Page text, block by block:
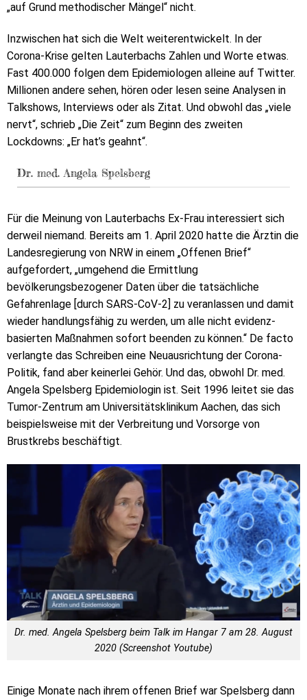
„auf Grund methodischer Mängel“ nicht.
Inzwischen hat sich die Welt weiterentwickelt. In der
Corona-Krise gelten Lauterbachs Zahlen und Worte etwas.
Fast 400.000 folgen dem Epidemiologen alleine auf Twitter.
Millionen andere sehen, hören oder lesen seine Analysen in
Talkshows, Interviews oder als Zitat. Und obwohl das „viele
nervt“, schrieb „Die Zeit“ zum Beginn des zweiten
Lockdowns: „Er hat’s geahnt“.
Dr. med. Angela Spelsberg
Für die Meinung von Lauterbachs Ex-Frau interessiert sich
derweil niemand. Bereits am 1. April 2020 hatte die Ärztin die
Landesregierung von NRW in einem „Offenen Brief“
aufgefordert, „umgehend die Ermittlung
bevölkerungsbezogener Daten über die tatsächliche
Gefahrenlage [durch SARS-CoV-2] zu veranlassen und damit
wieder handlungsfähig zu werden, um alle nicht evidenz-
basierten Maßnahmen sofort beenden zu können.“ De facto
verlangte das Schreiben eine Neuausrichtung der Corona-
Politik, fand aber keinerlei Gehör. Und das, obwohl Dr. med.
Angela Spelsberg Epidemiologin ist. Seit 1996 leitet sie das
Tumor-Zentrum am Universitätsklinikum Aachen, das sich
beispielsweise mit der Verbreitung und Vorsorge von
Brustkrebs beschäftigt.
Dr. med. Angela Spelsberg beim Talk im Hangar 7 am 28. August
2020 (Screenshot Youtube)
Einige Monate nach ihrem offenen Brief war Spelsberg dann